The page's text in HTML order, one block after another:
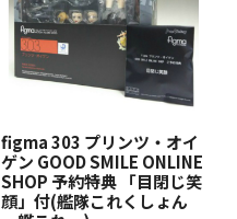
figma 303 プリンツ・オイ
ゲン GOOD SMILE ONLINE
SHOP 予約特典 「目閉じ笑
顔」付(艦隊これくしょん